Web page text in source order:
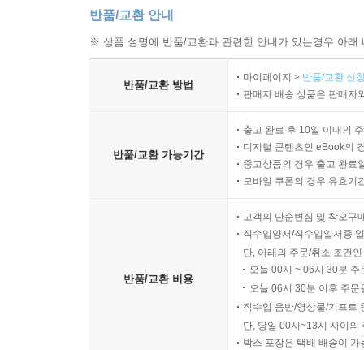
반품/교환 안내
※ 상품 설명에 반품/교환과 관련한 안내가 있는경우 아
반품/교환 방법
마이페이지 > 반품/교환 신
판매자 배송 상품은 판매자
반품/교환 가능기간
출고 완료 후 10일 이내의
디지털 콘텐츠인 eBook의
중고상품의 경우 출고 완료
모바일 쿠폰의 경우 유효기
반품/교환 비용
고객의 단순변심 및 착오구
직수입양서/직수입일서중
단, 아래의 주문/취소 조건
오늘 00시 ~ 06시 30분
오늘 06시 30분 이후 주
직수입 음반/영상물/기프트
단, 당일 00시~13시 사이의
박스 포장은 택배 배송이